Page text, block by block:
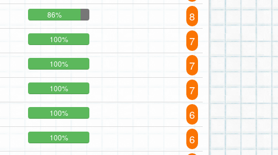
86% 8
100% 7
100% 7
100% 7
100% 6
100% 6